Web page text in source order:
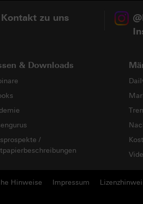
zu uns
& Downloads
/
Hinweise Impressum